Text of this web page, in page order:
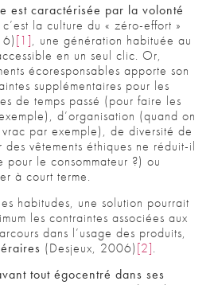
est caractérisée par la volonté
c’est la culture du « zéro-effort »
[1], une génération habituée au
en un seul clic. Or,
écoresponsables apporte son
supplémentaires pour les
de temps passé (pour faire les
d’organisation (quand on
par exemple), de diversité de
vêtements éthiques ne réduit-il
pour le consommateur ?) ou
à court terme.
habitudes, une solution pourrait
les contraintes associées aux
dans l’usage des produits,
(Desjeux, 2006)[2].
tout égocentré dans ses